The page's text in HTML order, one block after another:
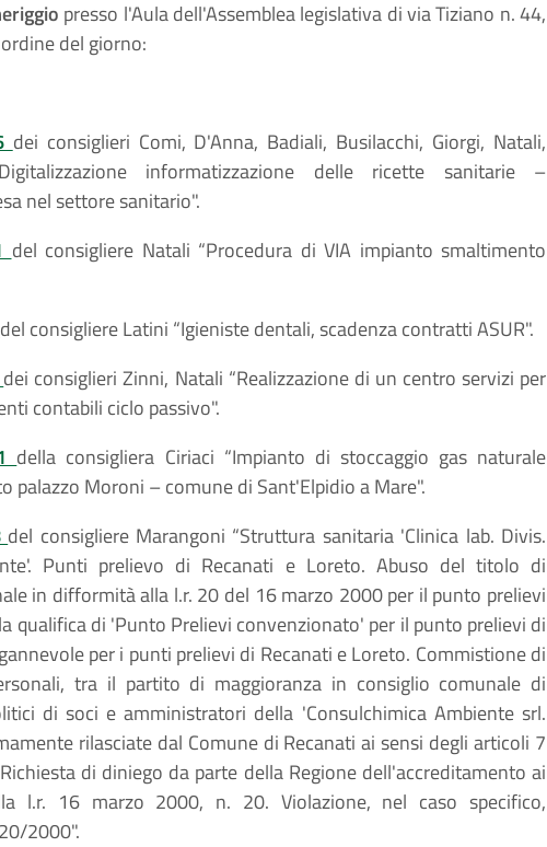
presso l'Aula dell'Assemblea legislativa di via Tiziano n. 44,
del giorno:
dei consiglieri Comi, D'Anna, Badiali, Busilacchi, Giorgi, Natali,
informatizzazione delle ricette sanitarie –
nel settore sanitario".
del consigliere Natali “Procedura di VIA impianto smaltimento
del consigliere Latini “Igieniste dentali, scadenza contratti ASUR".
dei consiglieri Zinni, Natali “Realizzazione di un centro servizi per
contabili ciclo passivo".
della consigliera Ciriaci “Impianto di stoccaggio gas naturale
palazzo Moroni – comune di Sant'Elpidio a Mare".
del consigliere Marangoni “Struttura sanitaria 'Clinica lab. Divis.
Punti prelievo di Recanati e Loreto. Abuso del titolo di
in difformità alla l.r. 20 del 16 marzo 2000 per il punto prelievi
qualifica di 'Punto Prelievi convenzionato' per il punto prelievi di
per i punti prelievi di Recanati e Loreto. Commistione di
tra il partito di maggioranza in consiglio comunale di
di soci e amministratori della 'Consulchimica Ambiente srl.
rilasciate dal Comune di Recanati ai sensi degli articoli 7
di diniego da parte della Regione dell'accreditamento ai
l.r. 16 marzo 2000, n. 20. Violazione, nel caso specifico,
2000".